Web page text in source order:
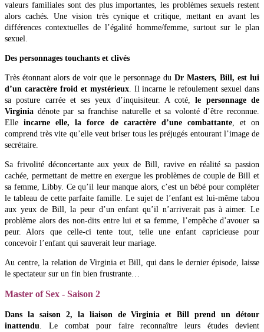
valeurs familiales sont des plus importantes, les problèmes sexuels restent
alors cachés. Une vision très cynique et critique, mettant en avant les
différences contextuelles de l’égalité homme/femme, surtout sur le plan
sexuel.
Des personnages touchants et clivés
Très étonnant alors de voir que le personnage du Dr Masters, Bill, est lui
d’un caractère froid et mystérieux. Il incarne le refoulement sexuel dans
sa posture carrée et ses yeux d’inquisiteur. A coté,le personnage de
Virginia dénote par sa franchise naturelle et sa volonté d’être reconnue.
Elleincarne elle, la force de caractère d’une combattante, et on
comprend très vite qu’elle veut briser tous les préjugés entourant l’image de
secrétaire.
Sa frivolité déconcertante aux yeux de Bill, ravive en réalité sa passion
cachée, permettant de mettre en exergue les problèmes de couple de Bill et
sa femme, Libby. Ce qu’il leur manque alors, c’est un bébé pour compléter
le tableau de cette parfaite famille. Le sujet de l’enfant est lui-même tabou
aux yeux de Bill, la peur d’un enfant qu’il n’arriverait pas à aimer. Le
problème alors des non-dits entre lui et sa femme, l’empêche d’avouer sa
peur. Alors que celle-ci tente tout, telle une enfant capricieuse pour
concevoir l’enfant qui sauverait leur mariage.
Au centre, la relation de Virginia et Bill, qui dans le dernier épisode, laisse
le spectateur sur un fin bien frustrante…
Master of Sex - Saison 2
Dans la saison 2, la liaison de Virginia et Bill prend un détour
inattendu. Le combat pour faire reconnaître leurs études devient